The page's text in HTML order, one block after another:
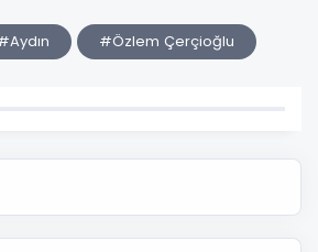
#Özlem Çerçioğlu